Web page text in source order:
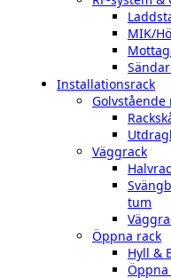
MIK/
Installationsrack
Golvstående
Väggrack
tum
Öppna rack
Hyll &